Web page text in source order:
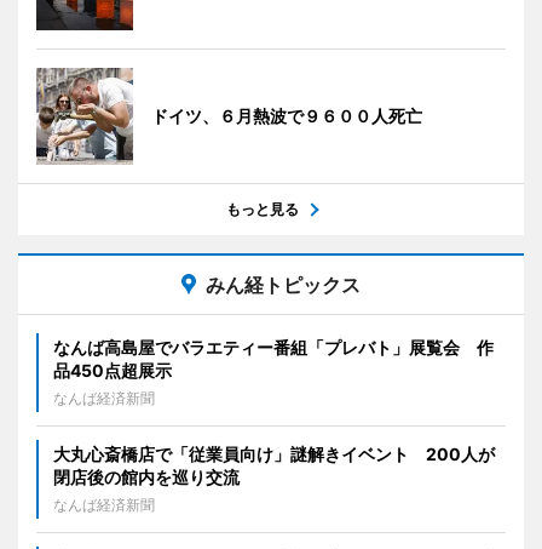
ドイツ、６月熱波で９６００人死亡
もっと見る
みん経トピックス
なんば高島屋でバラエティー番組「プレバト」展覧会 作
品450点超展示
なんば経済新聞
大丸心斎橋店で「従業員向け」謎解きイベント 200人が
閉店後の館内を巡り交流
なんば経済新聞